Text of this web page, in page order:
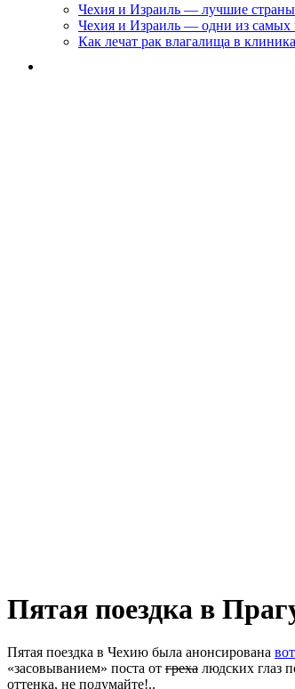
Чехия и Израиль — лучшие страны
Чехия и Израиль — одни из самых
Как лечат рак влагалища в
Пятая поездка в
Пятая поездка в Чехию была анонсирована
«засовыванием» поста от греха людских глаз
оттенка, не подумайте!..